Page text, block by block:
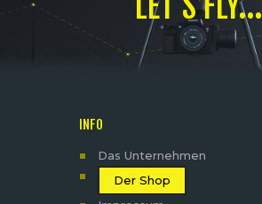
INFO
Das Unternehmen
Der Shop